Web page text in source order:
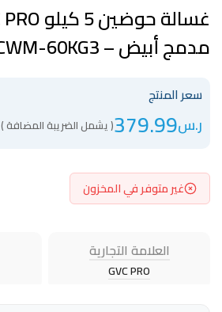
مدمج أبيض – GVCWM-60KG3
سعر المنتج
ر.س379.99( يشمل الضريبة المضافة )
غير متوفر في المخزون
العلامة التجارية
GVC PRO